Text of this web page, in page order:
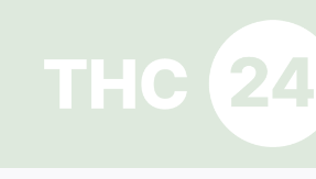
springen